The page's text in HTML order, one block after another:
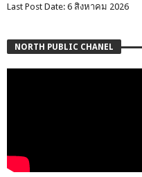
Last Post Date: 6 สิงหาคม 2026
NORTH PUBLIC CHANEL